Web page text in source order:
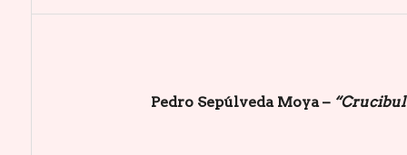
Pedro Sepúlveda Moya –